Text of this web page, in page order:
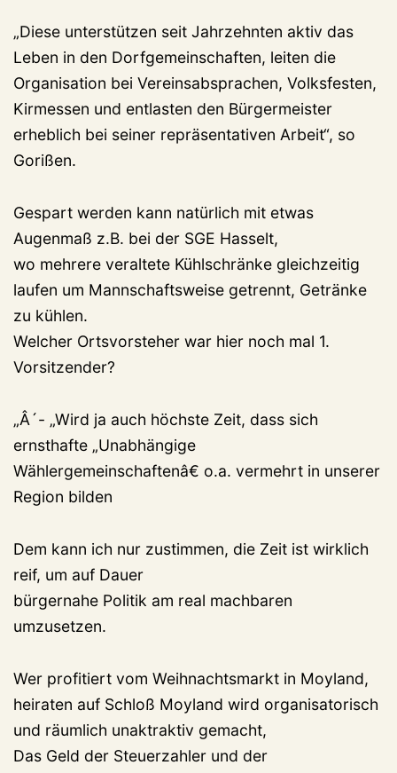
„Diese unterstützen seit Jahrzehnten aktiv das
Leben in den Dorfgemeinschaften, leiten die
Organisation bei Vereinsabsprachen, Volksfesten,
Kirmessen und entlasten den Bürgermeister
erheblich bei seiner repräsentativen Arbeit“, so
Gorißen.
Gespart werden kann natürlich mit etwas
Augenmaß z.B. bei der SGE Hasselt,
wo mehrere veraltete Kühlschränke gleichzeitig
laufen um Mannschaftsweise getrennt, Getränke
zu kühlen.
Welcher Ortsvorsteher war hier noch mal 1.
Vorsitzender?
„Â´- „Wird ja auch höchste Zeit, dass sich
ernsthafte „Unabhängige
Wählergemeinschaftenâ€ o.a. vermehrt in unserer
Region bilden
Dem kann ich nur zustimmen, die Zeit ist wirklich
reif, um auf Dauer
bürgernahe Politik am real machbaren
umzusetzen.
Wer profitiert vom Weihnachtsmarkt in Moyland,
heiraten auf Schloß Moyland wird organisatorisch
und räumlich unaktraktiv gemacht,
Das Geld der Steuerzahler und der